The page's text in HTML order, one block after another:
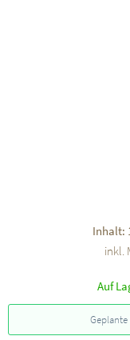
Inhalt:
inkl.
Auf